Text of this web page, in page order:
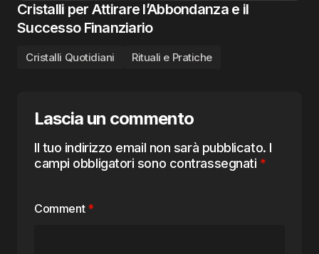
Cristalli per Attirare l’Abbondanza e il
Successo Finanziario
Cristalli Quotidiani Rituali e Pratiche
Lascia un commento
Il tuo indirizzo email non sarà pubblicato. I
campi obbligatori sono contrassegnati *
Comment *